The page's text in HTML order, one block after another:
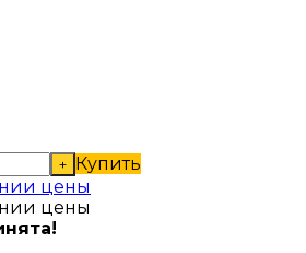
+ Купить
цены
цены